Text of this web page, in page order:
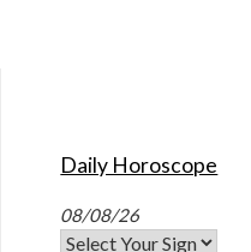
Daily Horoscope
08/08/26